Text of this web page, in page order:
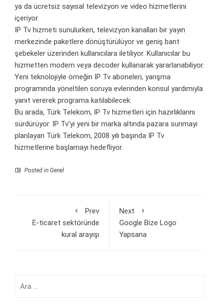
ya da ücretsiz sayısal televizyon ve video hizmetlerini
içeriyor.
IP Tv hizmeti sunulurken, televizyon kanalları bir yayın
merkezinde paketlere dönüştürülüyor ve geniş bant
şebekeler üzerinden kullanıcılara iletiliyor. Kullanıcılar bu
hizmetten modem veya decoder kullanarak yararlanabiliyor.
Yeni teknolojiyle örneğin IP Tv aboneleri, yarışma
programında yöneltilen soruya evlerinden konsul yardımıyla
yanıt vererek programa katılabilecek.
Bu arada, Türk Telekom, IP Tv hizmetleri için hazırlıklarını
sürdürüyor. IP Tv’yi yeni bir marka altında pazara sunmayı
planlayan Türk Telekom, 2008 yılı başında IP Tv
hizmetlerine başlamayı hedefliyor.
Posted in Genel
Prev
E-ticaret sektöründe
kural arayışı
Next
Google Bize Logo
Yapsana